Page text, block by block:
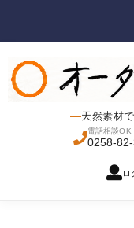
天然素材
電話相談OK
0258-
ロ